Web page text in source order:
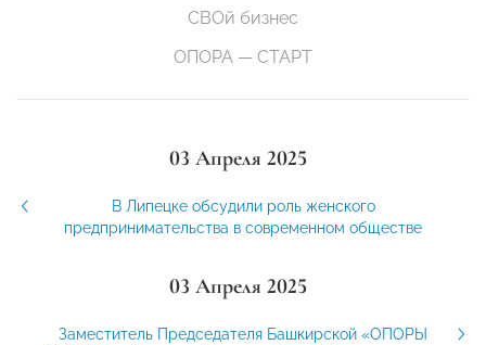
СВОй бизнес
ОПОРА — СТАРТ
03 Апреля 2025
В Липецке обсудили роль женского
предпринимательства в современном обществе
03 Апреля 2025
Заместитель Председателя Башкирской «ОПОРЫ